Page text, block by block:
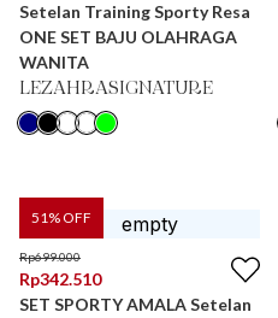
Setelan Training Sporty Resa
ONE SET BAJU OLAHRAGA
WANITA
LEZAHRASIGNATURE
51% OFF
Rp699.000
Rp342.510
SET SPORTY AMALA Setelan